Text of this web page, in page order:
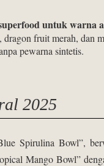
untuk warna
fruit merah, dan
pewarna sintetis.
2025
Spirulina Bowl”,
Mango Bowl”